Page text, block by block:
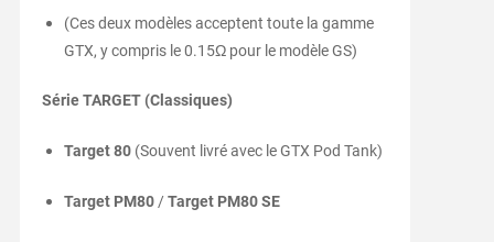
(Ces deux modèles acceptent toute la gamme
GTX, y compris le 0.15Ω pour le modèle GS)
Série TARGET (Classiques)
Target 80(Souvent livré avec le GTX Pod Tank)
Target PM80/Target PM80 SE